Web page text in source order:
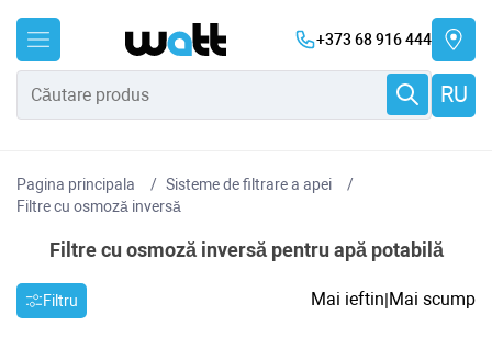
+373 68 916 444
RU
Pagina principala
Sisteme de filtrare a apei
Filtre cu osmoză inversă
Filtre cu osmoză inversă pentru apă potabilă
Filtru Mai ieftin|Mai scump